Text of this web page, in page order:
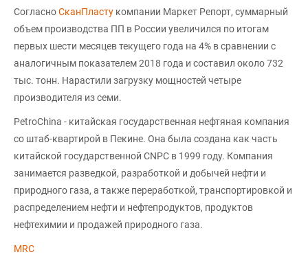
СогласноСканПласту компании Маркет Репорт, суммарный
объем производства ПП в России увеличился по итогам
первых шести месяцев текущего года на 4% в сравнении с
аналогичным показателем 2018 года и составил около 732
тыс. тонн. Нарастили загрузку мощностей четыре
производителя из семи.
PetroChina - китайская государственная нефтяная компания
со штаб-квартирой в Пекине. Она была создана как часть
китайской государственной CNPC в 1999 году. Компания
занимается разведкой, разработкой и добычей нефти и
природного газа, а также переработкой, транспортировкой и
распределением нефти и нефтепродуктов, продуктов
нефтехимии и продажей природного газа.
MRC